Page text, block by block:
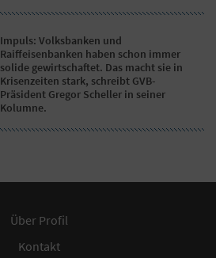
Impuls: Volksbanken und
Raiffeisenbanken haben schon immer
solide gewirtschaftet. Das macht sie in
Krisenzeiten stark, schreibt GVB-
Präsident Gregor Scheller in seiner
Kolumne.
Über Profil
Kontakt